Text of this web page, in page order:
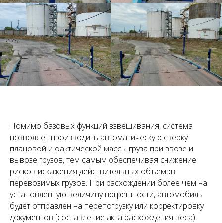
Помимо базовых функций взвешивания, система
позволяет производить автоматическую сверку
плановой и фактической массы груза при ввозе и
вывозе грузов, тем самым обеспечивая снижение
рисков искажения действительных объемов
перевозимых грузов. При расхождении более чем на
установленную величину погрешности, автомобиль
будет отправлен на перепогрузку или корректировку
документов (составление акта расхождения веса).